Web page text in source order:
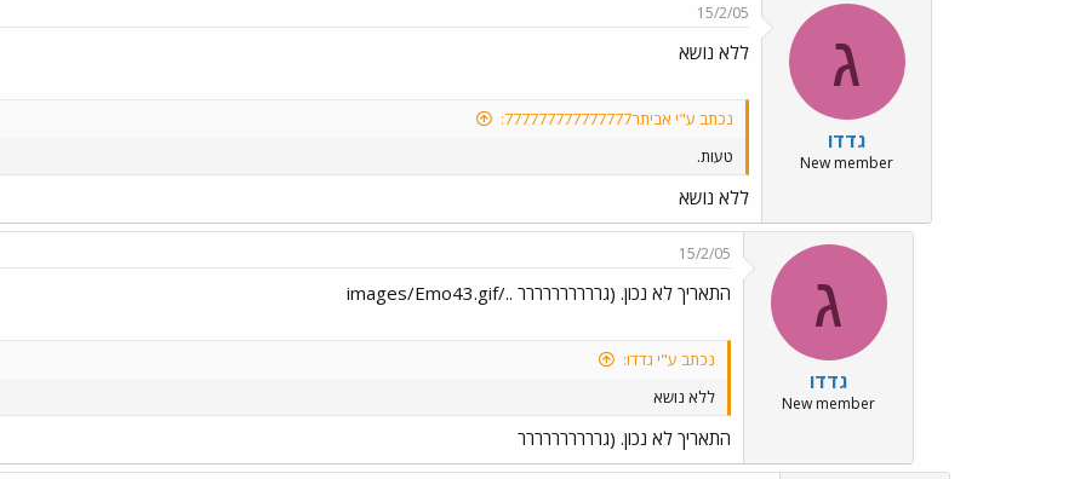
ג
גדדו
New member
15/2/05
ללא נושא
נכתב ע"י אביתר777777777777777:
טעות.
ללא נושא
ג
גדדו
New member
15/2/05
התאריך לא נכון. (גרררררררררר ../images/Emo43.gif
נכתב ע"י גדדו:
ללא נושא
התאריך לא נכון. (גרררררררררר